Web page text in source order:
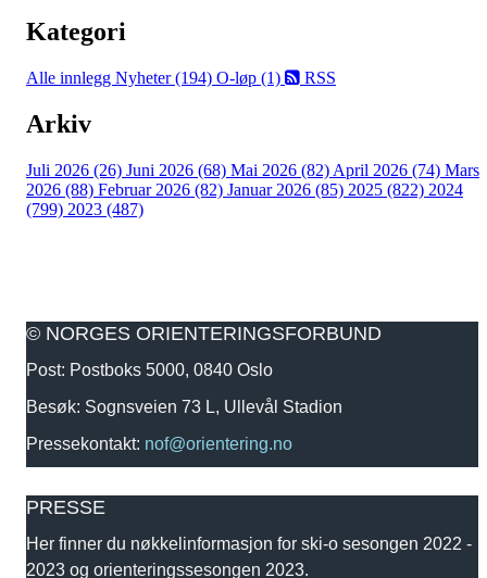
Kategori
Alle innlegg Nyheter (194) O-løp (1) RSS
Arkiv
Juli 2026 (26) Juni 2026 (68) Mai 2026 (82) April 2026 (74) Mars
2026 (88) Februar 2026 (82) Januar 2026 (85) 2025 (822) 2024
(799) 2023 (487)
© NORGES ORIENTERINGSFORBUND
Post: Postboks 5000, 0840 Oslo
Besøk: Sognsveien 73 L, Ullevål Stadion
Pressekontakt: nof@orientering.no
PRESSE
Her finner du nøkkelinformasjon for ski-o sesongen 2022 -
2023 og orienteringssesongen 2023.